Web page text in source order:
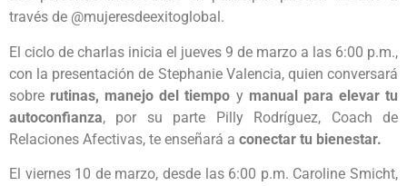
través de @mujeresdeexitoglobal.
El ciclo de charlas inicia el jueves 9 de marzo a las 6:00 p.m.,
con la presentación de Stephanie Valencia, quien conversará
sobre rutinas, manejo del tiempo y manual para elevar tu
autoconfianza, por su parte Pilly Rodríguez, Coach de
Relaciones Afectivas, te enseñará a conectar tu bienestar.
El viernes 10 de marzo, desde las 6:00 p.m. Caroline Smicht,